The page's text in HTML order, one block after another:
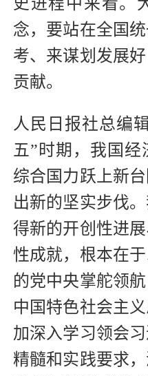
念，要站在全国
考、来谋划发展
贡献。
人民日报社总编
五”时期，我国经
综合国力跃上新
出新的坚实步伐
得新的开创性进
性成就，根本在
的党中央掌舵领
中国特色社会主
加深入学习领会
精髓和实践要求